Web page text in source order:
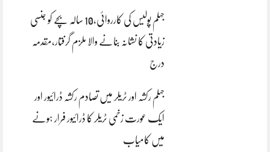
جہلم پولیس کی کارروائی،10 سالہ بچے کو جنسی
زیادتی کا نشانہ بنانے والا ملزم گرفتار،مقدمہ
درج
جہلم رکشہ اور ٹریلر میں تصادم رکشہ ڈرائیور اور
ایک عورت زخمی ٹریلر کا ڈرائیور فرار ہونے
میں کامیاب